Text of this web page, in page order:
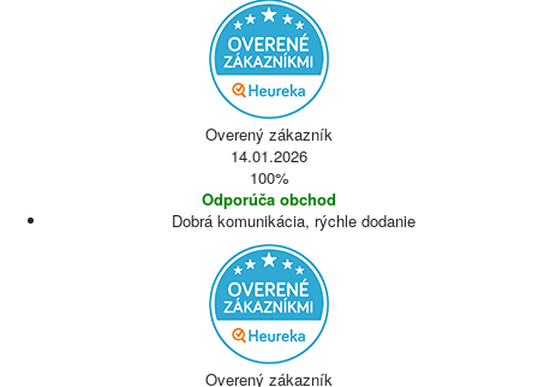
Overený zákazník
14.01.2026
100%
Odporúča obchod
Dobrá komunikácia, rýchle dodanie
Overený zákazník